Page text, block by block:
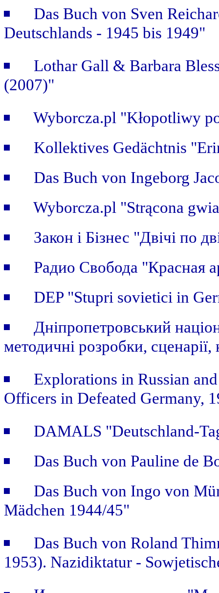
Das Buch von Sven
Deutschlands - 1945 bis 1949"
Lothar Gall & Barbara
(2007)"
Wyborcza.pl "Kłopotliwy
Kollektives Gedächtnis
Das Buch von Ingeborg
Wyborcza.pl "Strącona
Закон i Бiзнес "Двічі по
Радио Свобода "Красная
DEP "Stupri sovietici in
Дніпропетровський
методичні розробки,
Explorations in Russian
Officers in Defeated Germany,
DAMALS "Deutschland-
Das Buch von Pauline de
Das Buch von Ingo von
Mädchen 1944/45"
Das Buch von Roland
1953). Nazidiktatur -